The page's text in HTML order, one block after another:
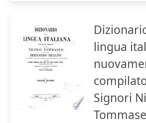
lingua
Signori